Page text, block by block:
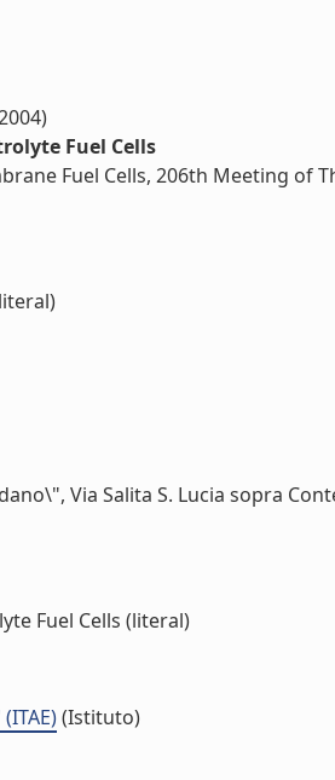
Fuel Cells
Fuel Cells, 206th Meeting of
Via Salita S. Lucia sopra
Fuel Cells (literal)
(Istituto)